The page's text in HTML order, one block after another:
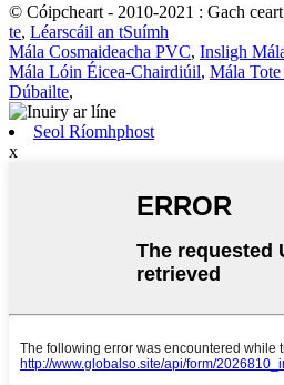
© Cóipcheart - 2010-2021 : Gach
te, Léarscáil an tSuímh
Mála Cosmaideacha PVC, Insligh
Mála Lóin Éicea-Chairdiúil, Mála
Dúbailte,
Seol Ríomhphost
x